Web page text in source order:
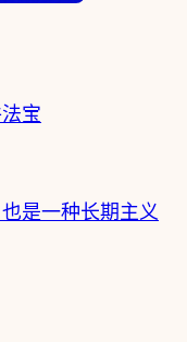
宝
是一种长期主义